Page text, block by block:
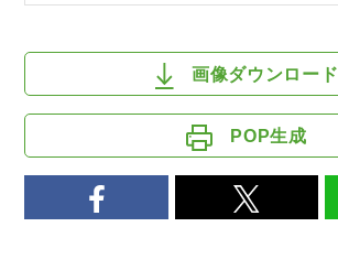
画像ダウンロード
POP生成